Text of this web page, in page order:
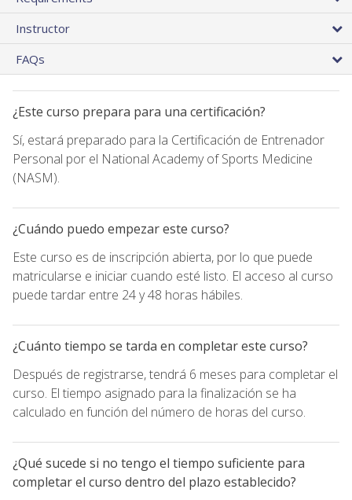
Instructor
FAQs
¿Este curso prepara para una certificación?
Sí, estará preparado para la Certificación de Entrenador
Personal por el National Academy of Sports Medicine
(NASM).
¿Cuándo puedo empezar este curso?
Este curso es de inscripción abierta, por lo que puede
matricularse e iniciar cuando esté listo. El acceso al curso
puede tardar entre 24 y 48 horas hábiles.
¿Cuánto tiempo se tarda en completar este curso?
Después de registrarse, tendrá 6 meses para completar el
curso. El tiempo asignado para la finalización se ha
calculado en función del número de horas del curso.
¿Qué sucede si no tengo el tiempo suficiente para
completar el curso dentro del plazo establecido?